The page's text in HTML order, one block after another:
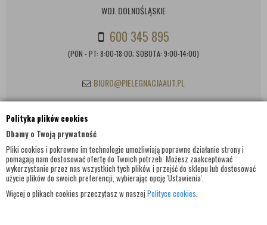
Polityka plików cookies
Dbamy o Twoją prywatność
Pliki cookies i pokrewne im technologie umożliwiają poprawne działanie strony i
pomagają nam dostosować ofertę do Twoich potrzeb. Możesz zaakceptować
wykorzystanie przez nas wszystkich tych plików i przejść do sklepu lub dostosować
użycie plików do swoich preferencji, wybierając opcję 'Ustawienia'.
Więcej o plikach cookies przeczytasz w naszej Polityce cookies.
WOJ. DOLNOŚLĄSKIE
600 345 895
(PON - PT: 8:00-18:00; SOBOTA: 9:00-14:00)
BIURO@PIELEGNACJAAUT.PL
INFORMACJE KONTAKTOWE